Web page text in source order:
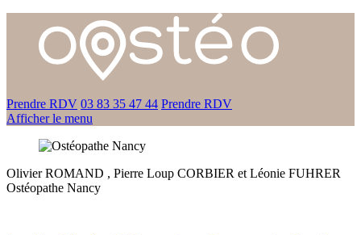
Prendre RDV 03 83 35 47 44 Prendre RDV
Afficher le menu
Olivier ROMAND , Pierre Loup CORBIER et Léonie FUHRER
Ostéopathe Nancy